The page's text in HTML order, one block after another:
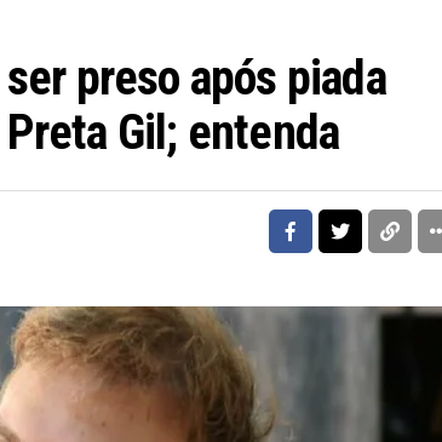
preso após piada
Gil; entenda